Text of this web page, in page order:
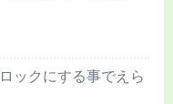
ックにする事でえら